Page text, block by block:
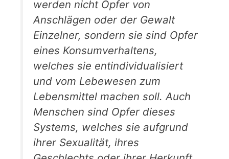
werden nicht Opfer von
Anschlägen oder der Gewalt
Einzelner, sondern sie sind Opfer
eines Konsumverhaltens,
welches sie entindividualisiert
und vom Lebewesen zum
Lebensmittel machen soll. Auch
Menschen sind Opfer dieses
Systems, welches sie aufgrund
ihrer Sexualität, ihres